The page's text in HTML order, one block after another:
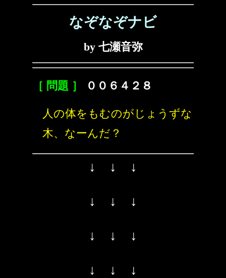
なぞなぞナビ
by 七瀬音弥
［ 問題 ］ ００６４２８
人の体をもむのがじょうずな
木、なーんだ？
↓ ↓ ↓
↓ ↓ ↓
↓ ↓ ↓
↓ ↓ ↓